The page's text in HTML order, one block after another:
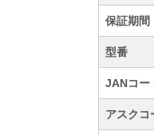
保証期間
型番
JANコー
アスクコ